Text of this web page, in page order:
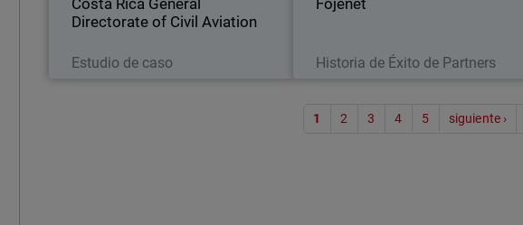
Costa Rica General
Directorate of Civil Aviation
Estudio de caso
Fojenet
Historia de Éxito de Partners
1 2 3 4 5 siguiente ›